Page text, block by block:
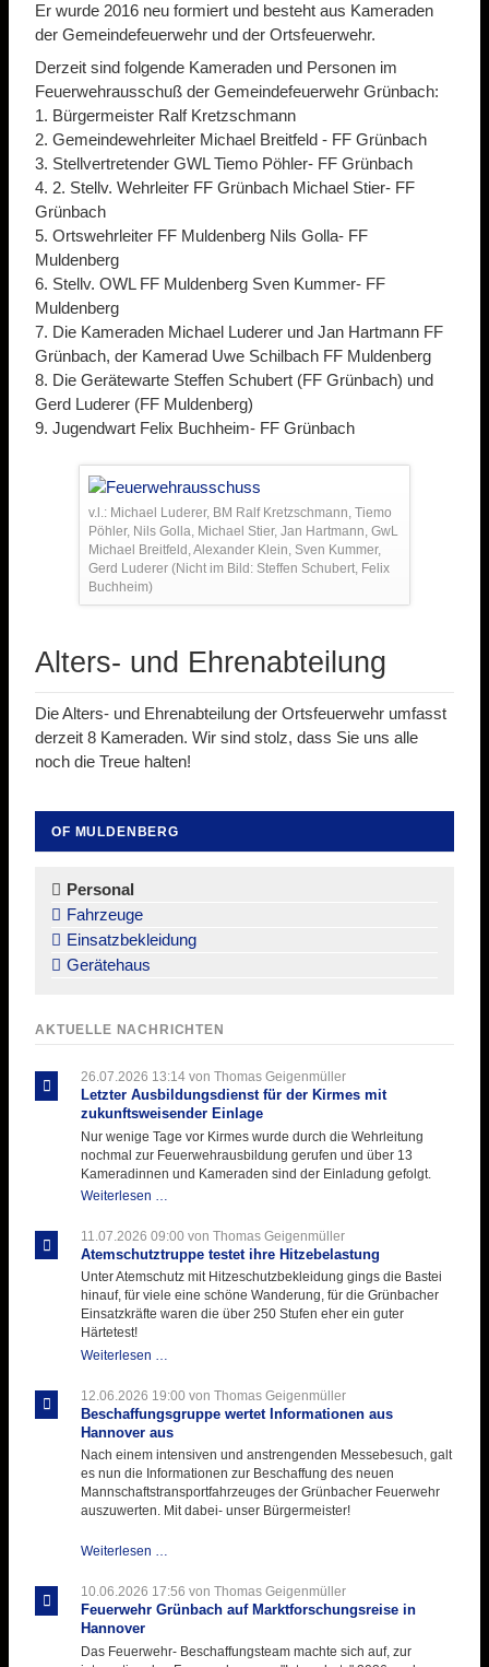
Er wurde 2016 neu formiert und besteht aus Kameraden
der Gemeindefeuerwehr und der Ortsfeuerwehr.
Derzeit sind folgende Kameraden und Personen im
Feuerwehrausschuß der Gemeindefeuerwehr Grünbach:
1. Bürgermeister Ralf Kretzschmann
2. Gemeindewehrleiter Michael Breitfeld - FF Grünbach
3. Stellvertretender GWL Tiemo Pöhler- FF Grünbach
4. 2. Stellv. Wehrleiter FF Grünbach Michael Stier- FF
Grünbach
5. Ortswehrleiter FF Muldenberg Nils Golla- FF
Muldenberg
6. Stellv. OWL FF Muldenberg Sven Kummer- FF
Muldenberg
7. Die Kameraden Michael Luderer und Jan Hartmann FF
Grünbach, der Kamerad Uwe Schilbach FF Muldenberg
8. Die Gerätewarte Steffen Schubert (FF Grünbach) und
Gerd Luderer (FF Muldenberg)
9. Jugendwart Felix Buchheim- FF Grünbach
v.l.: Michael Luderer, BM Ralf Kretzschmann, Tiemo
Pöhler, Nils Golla, Michael Stier, Jan Hartmann, GwL
Michael Breitfeld, Alexander Klein, Sven Kummer,
Gerd Luderer (Nicht im Bild: Steffen Schubert, Felix
Buchheim)
Alters- und Ehrenabteilung
Die Alters- und Ehrenabteilung der Ortsfeuerwehr umfasst
derzeit 8 Kameraden. Wir sind stolz, dass Sie uns alle
noch die Treue halten!
OF MULDENBERG
überspringen
Personal
Fahrzeuge
Einsatzbekleidung
Gerätehaus
AKTUELLE NACHRICHTEN
26.07.2026 13:14von Thomas Geigenmüller
Letzter Ausbildungsdienst für der Kirmes mit
zukunftsweisender Einlage
Nur wenige Tage vor Kirmes wurde durch die Wehrleitung
nochmal zur Feuerwehrausbildung gerufen und über 13
Kameradinnen und Kameraden sind der Einladung gefolgt.
Weiterlesen …
für
der
Kirmes
mit
zukunftsweisender
11.07.2026 09:00 von Thomas Geigenmüller
Atemschutztruppe testet ihre Hitzebelastung
Unter Atemschutz mit Hitzeschutzbekleidung gings die Bastei
hinauf, für viele eine schöne Wanderung, für die Grünbacher
Einsatzkräfte waren die über 250 Stufen eher ein guter
Härtetest!
Weiterlesen …
ihre
Hitzebelastung
12.06.2026 19:00 von Thomas Geigenmüller
Beschaffungsgruppe wertet Informationen aus
Hannover aus
Nach einem intensiven und anstrengenden Messebesuch, galt
es nun die Informationen zur Beschaffung des neuen
Mannschaftstransportfahrzeuges der Grünbacher Feuerwehr
auszuwerten. Mit dabei- unser Bürgermeister!
Weiterlesen …
Informationen
aus
10.06.2026 17:56 von Thomas Geigenmüller
Feuerwehr Grünbach auf Marktforschungsreise in
Hannover
Das Feuerwehr- Beschaffungsteam machte sich auf, zur